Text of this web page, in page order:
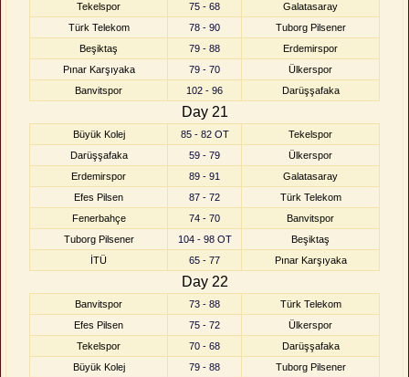
Tekelspor
75 - 68
Galatasaray
Türk Telekom
78 - 90
Tuborg Pilsener
Beşiktaş
79 - 88
Erdemirspor
Pınar Karşıyaka
79 - 70
Ülkerspor
Banvitspor
102 - 96 Darüşşafaka
Day 21
Büyük Kolej 85 - 82 OT
Tekelspor
Darüşşafaka
59 - 79
Ülkerspor
Erdemirspor
89 - 91
Galatasaray
Efes Pilsen
87 - 72
Türk Telekom
Fenerbahçe
74 - 70
Banvitspor
Tuborg Pilsener
104 - 98 OT
Beşiktaş
İTÜ
65 - 77 Pınar Karşıyaka
Day 22
Banvitspor 73 - 88
Türk Telekom
Efes Pilsen
75 - 72
Ülkerspor
Tekelspor
70 - 68
Darüşşafaka
Büyük Kolej
79 - 88
Tuborg Pilsener